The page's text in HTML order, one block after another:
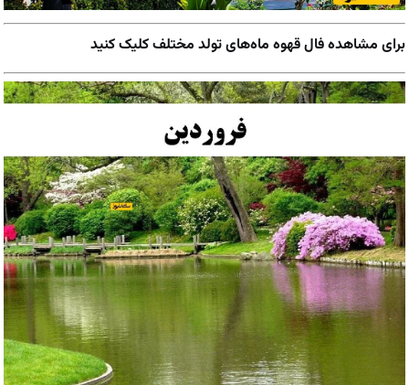
برای مشاهده فال قهوه ماه‌های تولد مختلف کلیک کنید